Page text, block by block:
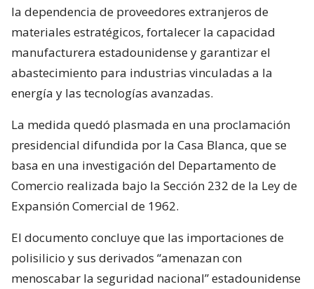
la dependencia de proveedores extranjeros de
materiales estratégicos, fortalecer la capacidad
manufacturera estadounidense y garantizar el
abastecimiento para industrias vinculadas a la
energía y las tecnologías avanzadas.
La medida quedó plasmada en una proclamación
presidencial difundida por la Casa Blanca, que se
basa en una investigación del Departamento de
Comercio realizada bajo la Sección 232 de la Ley de
Expansión Comercial de 1962.
El documento concluye que las importaciones de
polisilicio y sus derivados “amenazan con
menoscabar la seguridad nacional” estadounidense